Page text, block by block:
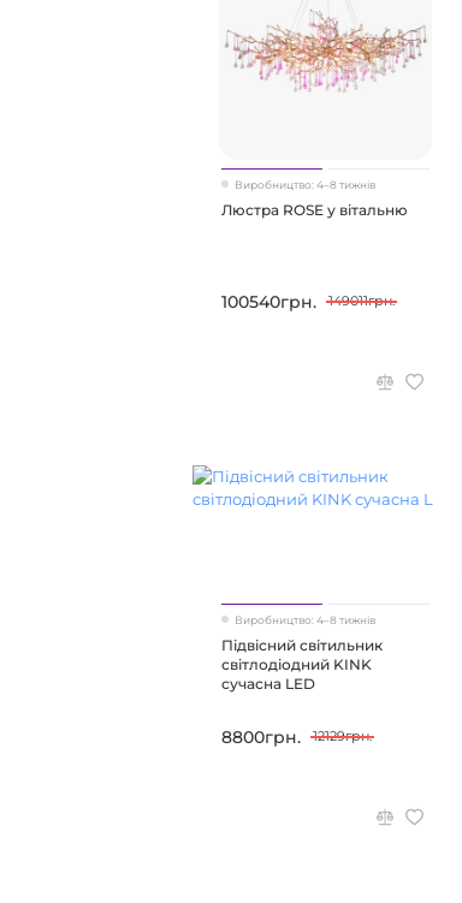
Виробництво: 4–8 тижнів
Люстра ROSE у вітальню
100540грн. 149011грн.
Виробництво: 4–8 тижнів
Підвісний світильник
світлодіодний KINK
сучасна LED
8800грн. 12129грн.